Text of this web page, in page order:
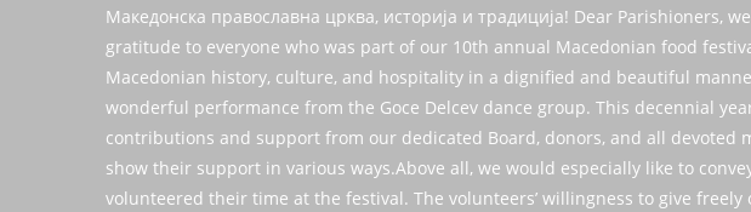
Македонска православна црква, историја и традиција! Dear Parishioners,
gratitude to everyone who was part of our 10th annual Macedonian food
Macedonian history, culture, and hospitality in a dignified and beautiful
wonderful performance from the Goce Delcev dance group. This decennial
contributions and support from our dedicated Board, donors, and all devoted
show their support in various ways.Above all, we would especially like to
volunteered their time at the festival. The volunteers’ willingness to give